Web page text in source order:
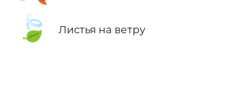
🍃 Листья на ветру